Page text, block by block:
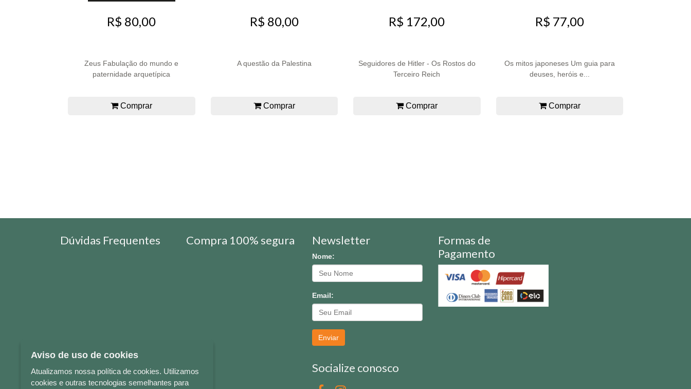
R$ 80,00
Zeus Fabulação do mundo e
paternidade arquetípica
Comprar
R$ 80,00
A questão da Palestina
Comprar
R$ 172,00
Seguidores de Hitler - Os Rostos do
Terceiro Reich
Comprar
R$ 77,00
Os mitos japoneses Um guia para
deuses, heróis e...
Comprar
Dúvidas Frequentes Compra 100% segura Newsletter
Nome:
Email:
Enviar
Socialize conosco
Formas de
Pagamento
Aviso de uso de cookies
Atualizamos nossa política de cookies. Utilizamos
cookies e outras tecnologias semelhantes para